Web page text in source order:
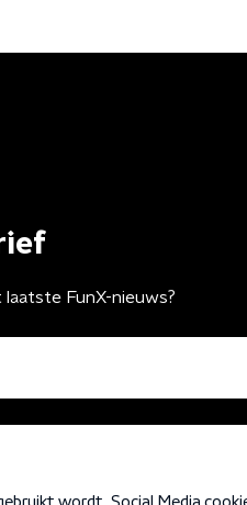
FunX-nieuws?